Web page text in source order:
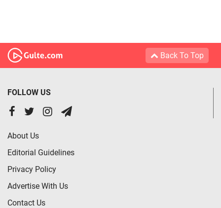
Back To Top
FOLLOW US
About Us
Editorial Guidelines
Privacy Policy
Advertise With Us
Contact Us